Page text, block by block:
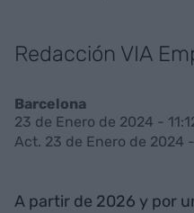
Redacción VIA
Barcelona
23 de Enero de 2024 -
Act. 23 de Enero de 2024
A partir de 2026 y por